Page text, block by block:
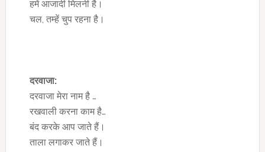
हमें आजादी मिलनी है।
चल, तम्हें चुप रहना है।
दरवाजा:
दरवाजा मेरा नाम है …
रखवाली करना काम है…
बंद करके आप जाते हैं।
ताला लगाकर जाते हैं।